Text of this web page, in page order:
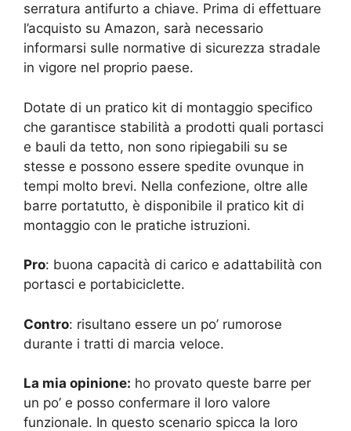
serratura antifurto a chiave. Prima di effettuare
l’acquisto su Amazon, sarà necessario
informarsi sulle normative di sicurezza stradale
in vigore nel proprio paese.
Dotate di un pratico kit di montaggio specifico
che garantisce stabilità a prodotti quali portasci
e bauli da tetto, non sono ripiegabili su se
stesse e possono essere spedite ovunque in
tempi molto brevi. Nella confezione, oltre alle
barre portatutto, è disponibile il pratico kit di
montaggio con le pratiche istruzioni.
Pro: buona capacità di carico e adattabilità con
portasci e portabiciclette.
Contro: risultano essere un po’ rumorose
durante i tratti di marcia veloce.
La mia opinione: ho provato queste barre per
un po’ e posso confermare il loro valore
funzionale. In questo scenario spicca la loro